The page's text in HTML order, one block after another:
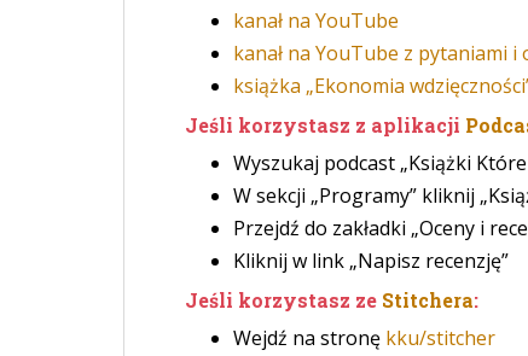
kanał na YouTube
kanał na YouTube z pytaniami
książka „Ekonomia
Jeśli korzystasz z aplikacji
Wyszukaj podcast „Książki
W sekcji „Programy” kliknij
Przejdź do zakładki „Oceny i
Kliknij w link „Napisz recenzję”
Jeśli korzystasz ze Stitchera:
Wejdź na stronę kku/stitcher